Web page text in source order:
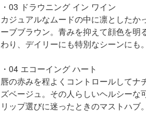
・03 ドラウニング イン ワイン
カジュアルなムードの中に凛としたか
ーブブラウン。青みを抑えて顔色を明
わり、デイリーにも特別なシーンにも。
・04 エコーイング ハート
唇の赤みを程よくコントロールしてナ
ズベージュ。その人らしいヘルシーな
リップ選びに迷ったときのマストハブ。